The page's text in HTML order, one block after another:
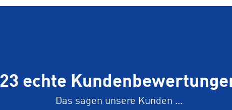
23 echte
Das sagen unsere Kunden ...